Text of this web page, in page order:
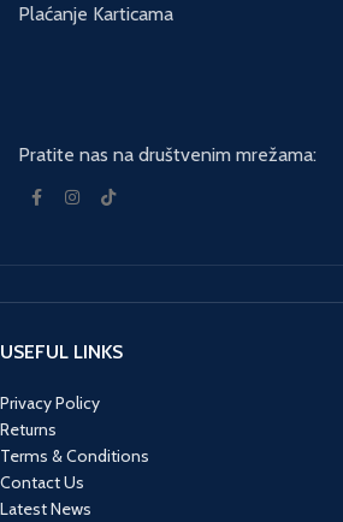
Plaćanje Karticama
Pratite nas na društvenim mrežama:
USEFUL LINKS
Privacy Policy
Returns
Terms & Conditions
Contact Us
Latest News